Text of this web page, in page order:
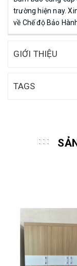
trường hiện nay.
về Chế độ Bảo
GIỚI THIỆU
TAGS